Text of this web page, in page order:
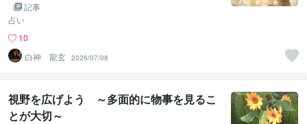
記事
占い
10
白神 龍玄 2026/07/08
視野を広げよう ～多面的に物事を見るこ
とが大切～